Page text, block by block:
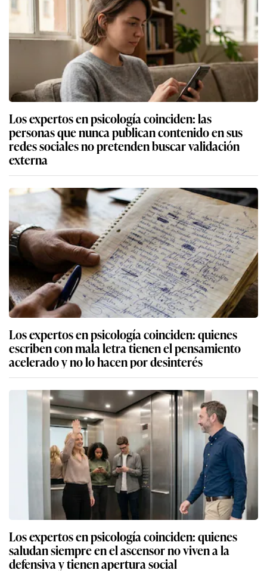
Los expertos en psicología coinciden: las
personas que nunca publican contenido en sus
redes sociales no pretenden buscar validación
externa
Los expertos en psicología coinciden: quienes
escriben con mala letra tienen el pensamiento
acelerado y no lo hacen por desinterés
Los expertos en psicología coinciden: quienes
saludan siempre en el ascensor no viven a la
defensiva y tienen apertura social